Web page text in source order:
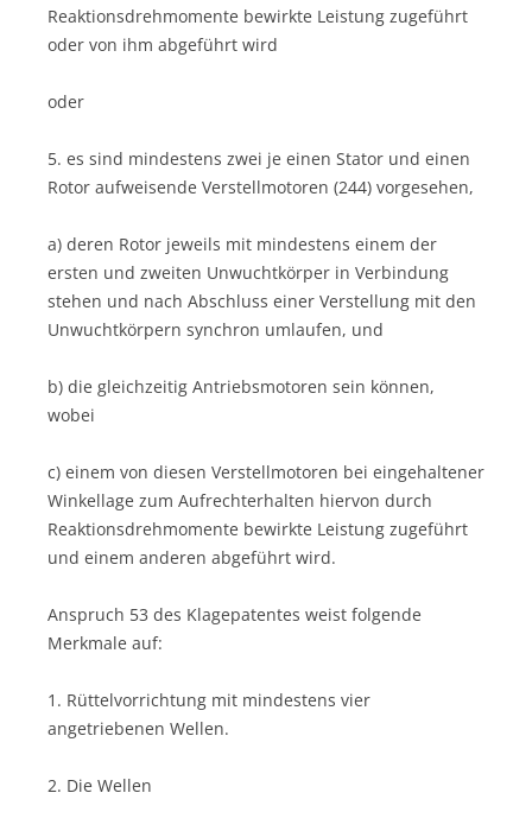
Reaktionsdrehmomente bewirkte Leistung zugeführt
oder von ihm abgeführt wird
oder
5. es sind mindestens zwei je einen Stator und einen
Rotor aufweisende Verstellmotoren (244) vorgesehen,
a) deren Rotor jeweils mit mindestens einem der
ersten und zweiten Unwuchtkörper in Verbindung
stehen und nach Abschluss einer Verstellung mit den
Unwuchtkörpern synchron umlaufen, und
b) die gleichzeitig Antriebsmotoren sein können,
wobei
c) einem von diesen Verstellmotoren bei eingehaltener
Winkellage zum Aufrechterhalten hiervon durch
Reaktionsdrehmomente bewirkte Leistung zugeführt
und einem anderen abgeführt wird.
Anspruch 53 des Klagepatentes weist folgende
Merkmale auf:
1. Rüttelvorrichtung mit mindestens vier
angetriebenen Wellen.
2. Die Wellen